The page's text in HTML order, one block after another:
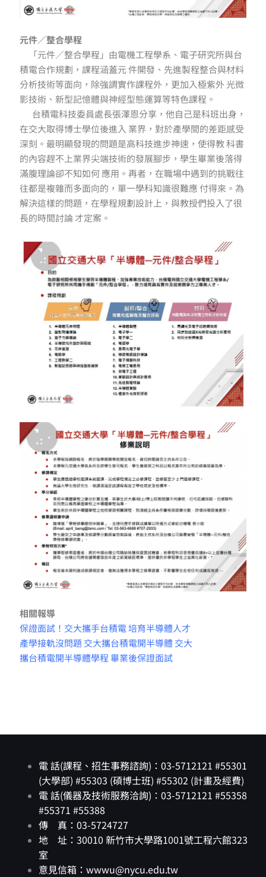
元件／整合學程
「元件／整合學程」由電機工程學系、電子研究所與台
積電合作規劃，課程涵蓋元 件開發、先進製程整合與材料
分析技術等面向，除強調實作課程外，更加入極紫外 光微
影技術、新型記憶體與神經型態運算等特色課程。
台積電科技委員處長張澤恩分享，他自己是科班出身，
在交大取得博士學位後進入 業界，對於產學間的差距感受
深刻。最明顯發現的問題是高科技進步神速，使得教 科書
的內容趕不上業界尖端技術的發展腳步，學生畢業後落得
滿腹理論卻不知如何 應用。再者，在職場中遇到的挑戰往
往都是複雜而多面向的，單一學科知識很難應 付得來。為
解決這樣的問題，在學程規劃設計上，與教授們投入了很
長的時間討論 才定案。
相關報導
保證面試！交大攜手台積電 培育半導體人才
產學接軌沒問題 交大攜台積電開半導體 交大
攜台積電開半導體學程 畢業後保證面試
電 話(課程、招生事務諮詢)：03-5712121 #55301
(大學部) #55303 (碩博士班) #55302 (計畫及經費)
電 話(儀器及技術服務洽詢)：03-5712121 #55358
#55371 #55388
傳 真：03-5724727
地 址：30010 新竹市大學路1001號工程六館323
室
意見信箱：wwwu@nycu.edu.tw